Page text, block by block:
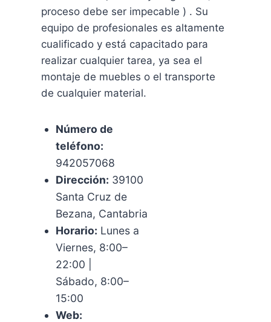
proceso debe ser impecable ) . Su
equipo de profesionales es altamente
cualificado y está capacitado para
realizar cualquier tarea, ya sea el
montaje de muebles o el transporte
de cualquier material.
Número de
teléfono:
942057068
Dirección: 39100
Santa Cruz de
Bezana, Cantabria
Horario: Lunes a
Viernes, 8:00–
22:00 |
Sábado, 8:00–
15:00
Web: